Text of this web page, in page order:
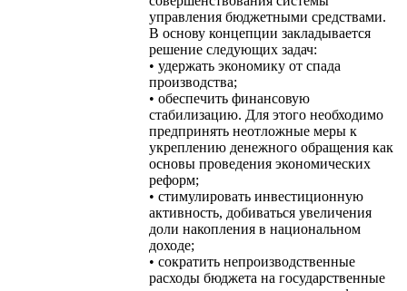
управления бюджетными средствами.
В основу концепции закладывается
решение следующих задач:
• удержать экономику от спада
производства;
• обеспечить финансовую
стабилизацию. Для этого необходимо
предпринять неотложные меры к
укреплению денежного обращения как
основы проведения экономических
реформ;
• стимулировать инвестиционную
активность, добиваться увеличения
доли накопления в национальном
доходе;
• сократить непроизводственные
расходы бюджета на государственные